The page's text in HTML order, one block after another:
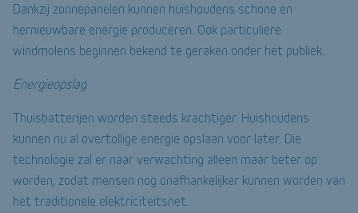
Dankzij zonnepanelen kunnen huishoudens schone en
hernieuwbare energie produceren. Ook particuliere
windmolens beginnen bekend te geraken onder het publiek.
Energieopslag
Thuisbatterijen worden steeds krachtiger. Huishoudens
kunnen nu al overtollige energie opslaan voor later. Die
technologie zal er naar verwachting alleen maar beter op
worden, zodat mensen nog onafhankelijker kunnen worden van
het traditionele elektriciteitsnet.